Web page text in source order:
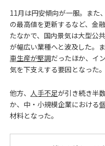
11月は円安傾向が一服。また
の最高値を更新するなど、金
たなかで、国内景気は大型公
が幅広い業種へと波及した。
車生産が堅調だったほか、イ
気を下支えする要因となった。
他方、 人手不足が引き続き半
か、中・小規模企業における
材料となった。